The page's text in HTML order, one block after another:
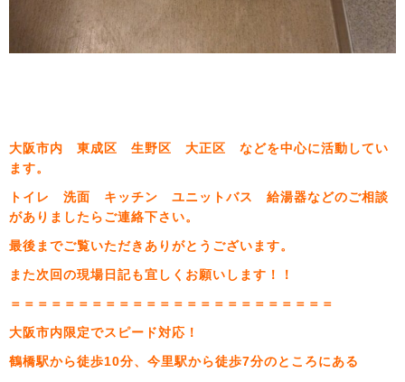
大阪市内 東成区 生野区 大正区 などを中心に活動してい
ます。
トイレ 洗面 キッチン ユニットバス 給湯器などのご相談
がありましたらご連絡下さい。
最後までご覧いただきありがとうございます。
また次回の現場日記も宜しくお願いします！！
＝＝＝＝＝＝＝＝＝＝＝＝＝＝＝＝＝＝＝＝＝＝＝＝
大阪市内限定でスピード対応！
鶴橋駅から徒歩10分、今里駅から徒歩7分のところにある